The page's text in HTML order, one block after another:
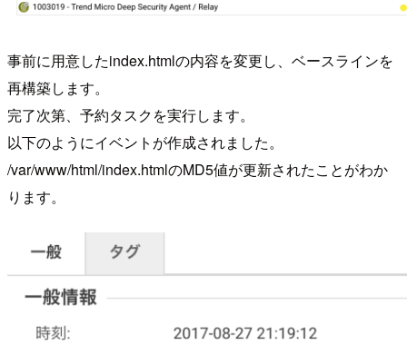
事前に用意したindex.htmlの内容を変更し、ベースラインを
再構築します。
完了次第、予約タスクを実行します。
以下のようにイベントが作成されました。
/var/www/html/index.htmlのMD5値が更新されたことがわか
ります。